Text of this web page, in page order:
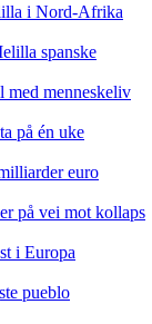
i Nord-Afrika
spanske
menneskeliv
på én uke
euro
på vei mot kollaps
i Europa
pueblo